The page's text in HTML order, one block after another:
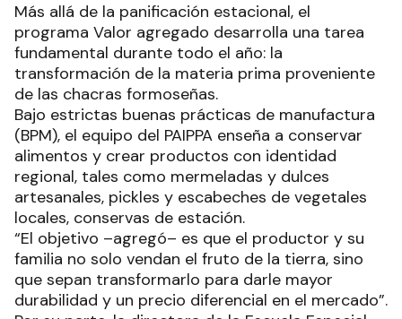
Más allá de la panificación estacional, el
programa Valor agregado desarrolla una tarea
fundamental durante todo el año: la
transformación de la materia prima proveniente
de las chacras formoseñas.
Bajo estrictas buenas prácticas de manufactura
(BPM), el equipo del PAIPPA enseña a conservar
alimentos y crear productos con identidad
regional, tales como mermeladas y dulces
artesanales, pickles y escabeches de vegetales
locales, conservas de estación.
“El objetivo –agregó– es que el productor y su
familia no solo vendan el fruto de la tierra, sino
que sepan transformarlo para darle mayor
durabilidad y un precio diferencial en el mercado”.